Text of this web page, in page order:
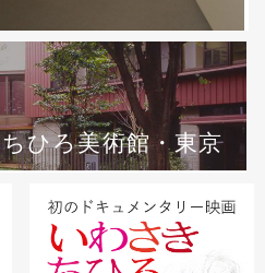
ちひろ美術館・東京